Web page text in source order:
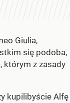
Giulia,
się podoba,
którym z zasady
kupilibyście Alfę